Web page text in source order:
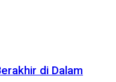
di Dalam